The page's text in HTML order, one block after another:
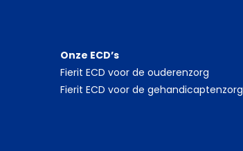
Onze ECD’s
Fierit ECD voor de ouderenzorg
Fierit ECD voor de gehandicaptenzorg